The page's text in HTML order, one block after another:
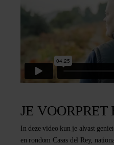
JE VOORPRET
In deze video kun je alvast
en rondom Casas del Rey,